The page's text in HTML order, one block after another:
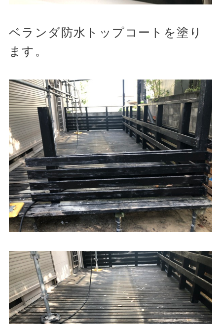
ベランダ防水トップコートを塗り
ます。